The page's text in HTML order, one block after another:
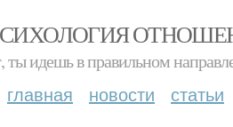
ты идешь в правильном
главная новости статьи